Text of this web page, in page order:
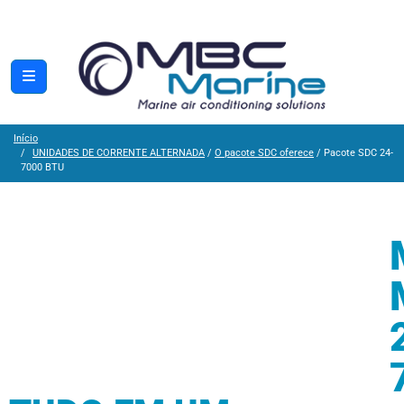
Início
UNIDADES DE CORRENTE ALTERNADA / O pacote SDC oferece / Pacote SDC 24-
7000 BTU